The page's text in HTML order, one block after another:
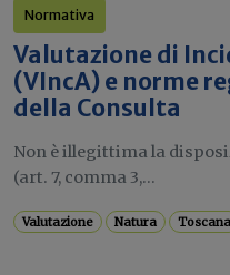
Normativa
Valutazione di
(VIncA) e norme
della Consulta
Non è illegittima la
(art. 7, comma 3,...
Valutazione Natura Toscana